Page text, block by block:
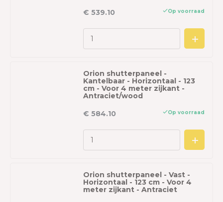
€ 539.10
Op voorraad
Orion shutterpaneel -
Kantelbaar - Horizontaal - 123
cm - Voor 4 meter zijkant -
Antraciet/wood
€ 584.10
Op voorraad
Orion shutterpaneel - Vast -
Horizontaal - 123 cm - Voor 4
meter zijkant - Antraciet